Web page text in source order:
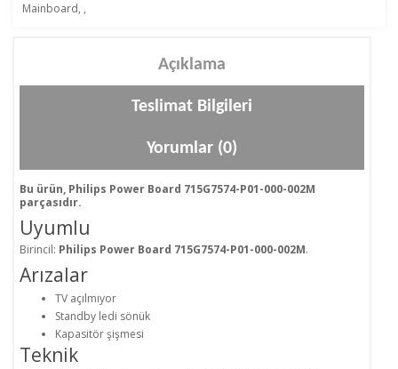
Mainboard, ,
Açıklama
Teslimat Bilgileri
Yorumlar (0)
Bu ürün, Philips Power Board 715G7574-P01-000-002M
parçasıdır.
Uyumlu
Birincil: Philips Power Board 715G7574-P01-000-002M.
Arızalar
TV açılmıyor
Standby ledi sönük
Kapasitör şişmesi
Teknik